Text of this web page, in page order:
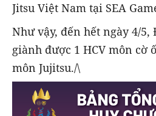
Jitsu Việt Nam tại SEA
Như vậy, đến hết ngày 4/5,
giành được 1 HCV môn cờ
môn Jujitsu./\